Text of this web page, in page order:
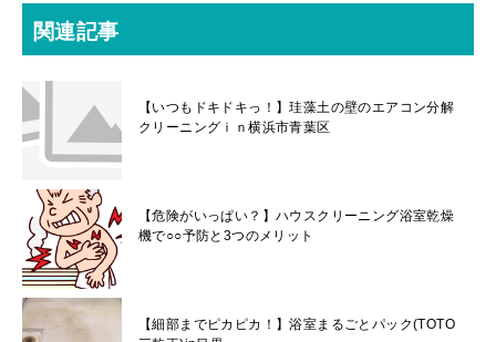
関連記事
【いつもドキドキっ！】珪藻土の壁のエアコン分解
クリーニングｉｎ横浜市青葉区
【危険がいっぱい？】ハウスクリーニング浴室乾燥
機で○○予防と3つのメリット
【細部までピカピカ！】浴室まるごとパック(TOTO